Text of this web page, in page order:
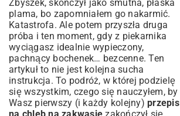
Zbyszek, skończył jako smutna, płaska
plama, bo zapomniałem go nakarmić.
Katastrofa. Ale potem przyszła druga
próba i ten moment, gdy z piekarnika
wyciągasz idealnie wypieczony,
pachnący bochenek… bezcenne. Ten
artykuł to nie jest kolejna sucha
instrukcja. To podróż, w której podzielę
się wszystkim, czego się nauczyłem, by
Wasz pierwszy (i każdy kolejny) przepis